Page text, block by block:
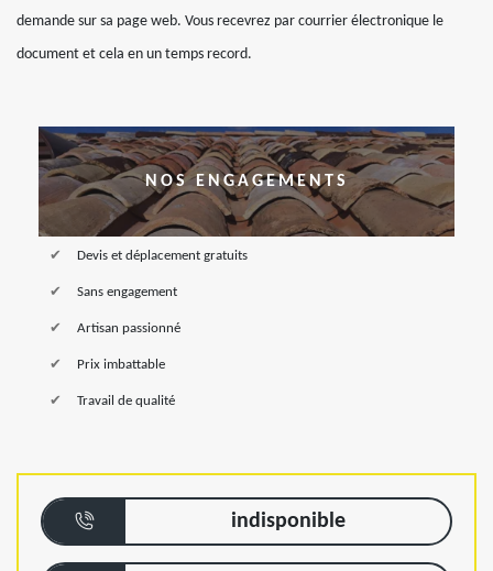
demande sur sa page web. Vous recevrez par courrier électronique le
document et cela en un temps record.
NOS ENGAGEMENTS
Devis et déplacement gratuits
Sans engagement
Artisan passionné
Prix imbattable
Travail de qualité
indisponible